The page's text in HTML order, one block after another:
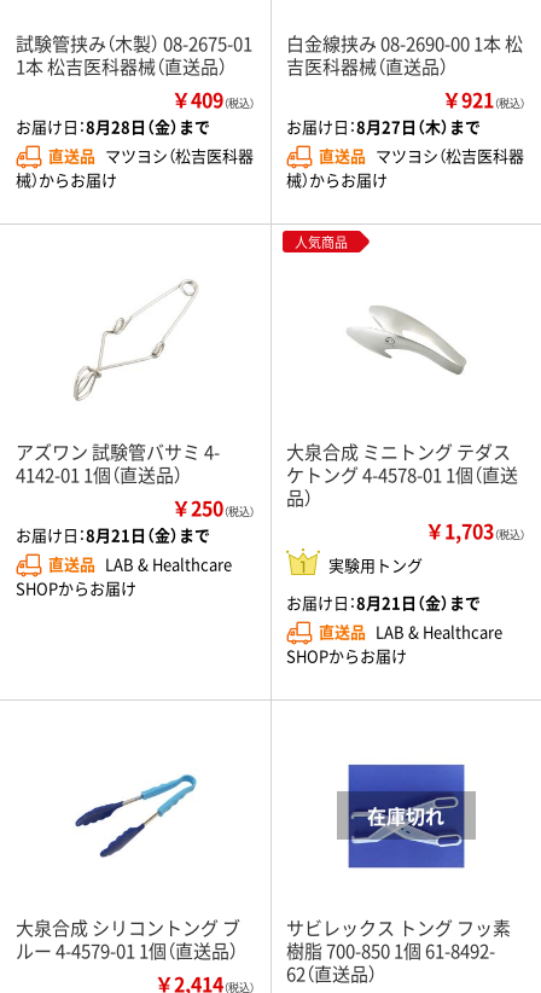
試験管挟み（木製） 08-2675-01
1本 松吉医科器械（直送品）
￥409（税込）
お届け日：8月28日（金）まで
直送品 マツヨシ（松吉医科器
械）からお届け
白金線挟み 08-2690-00 1本 松
吉医科器械（直送品）
￥921（税込）
お届け日：8月27日（木）まで
直送品 マツヨシ（松吉医科器
械）からお届け
アズワン 試験管バサミ 4-
4142-01 1個（直送品）
￥250（税込）
お届け日：8月21日（金）まで
直送品 LAB & Healthcare
SHOPからお届け
人気商品
大泉合成 ミニトング テダス
ケトング 4-4578-01 1個（直送
品）
￥1,703（税込）
実験用トング
お届け日：8月21日（金）まで
直送品 LAB & Healthcare
SHOPからお届け
大泉合成 シリコントング ブ
ルー 4-4579-01 1個（直送品）
￥2,414（税込）
サビレックス トング フッ素
樹脂 700-850 1個 61-8492-
62（直送品）